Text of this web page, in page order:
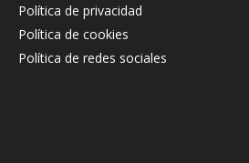
Política de privacidad
Política de cookies
Política de redes sociales